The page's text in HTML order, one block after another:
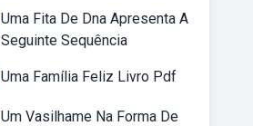
Uma Fita De Dna Apresenta A
Seguinte Sequência
Uma Família Feliz Livro Pdf
Um Vasilhame Na Forma De